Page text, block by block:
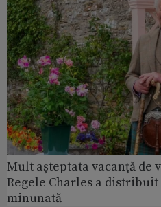
Mult așteptata vacanță de
Regele Charles a
minunată